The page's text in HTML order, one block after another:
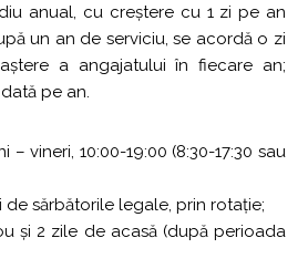
anual, cu creștere cu 1 zi pe an
un an de serviciu, se acordă o zi
a angajatului în fiecare an;
pe an.
vineri, 10:00-19:00 (8:30-17:30 sau
de sărbătorile legale, prin rotație;
și 2 zile de acasă (după perioada